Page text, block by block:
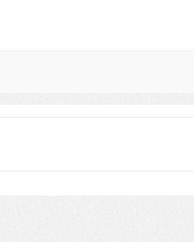
名用户或用户组